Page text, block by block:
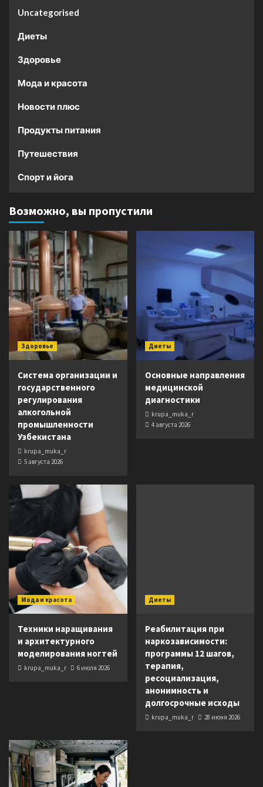
Uncategorised
Диеты
Здоровье
Мода и красота
Новости плюс
Продукты питания
Путешествия
Спорт и йога
Возможно, вы пропустили
Здоровье
Система организации и
государственного
регулирования
алкогольной
промышленности
Узбекистана
krupa_muka_r
5 августа 2026
Диеты
Основные направления
медицинской
диагностики
krupa_muka_r
4 августа 2026
Мода и красота
Техники наращивания
и архитектурного
моделирования ногтей
krupa_muka_r 6 июля 2026
Диеты
Реабилитация при
наркозависимости:
программы 12 шагов,
терапия,
ресоциализация,
анонимность и
долгосрочные исходы
krupa_muka_r 28 июня 2026